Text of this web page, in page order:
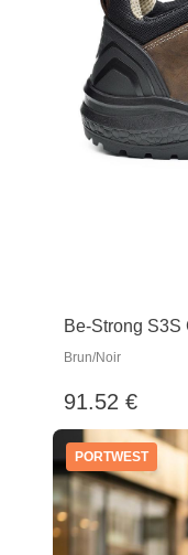
Be-Strong S3S
Brun/Noir
91.52 €
PORTWEST